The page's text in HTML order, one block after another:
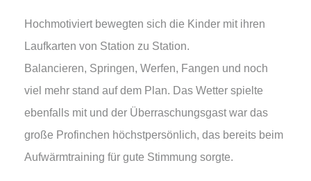
Hochmotiviert bewegten sich die Kinder mit ihren
Laufkarten von Station zu Station.
Balancieren, Springen, Werfen, Fangen und noch
viel mehr stand auf dem Plan. Das Wetter spielte
ebenfalls mit und der Überraschungsgast war das
große Profinchen höchstpersönlich, das bereits beim
Aufwärmtraining für gute Stimmung sorgte.